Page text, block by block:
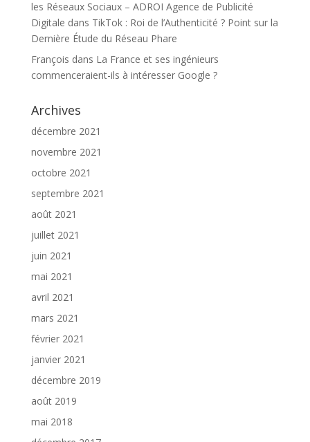
les Réseaux Sociaux – ADROI Agence de Publicité
Digitale dans TikTok : Roi de l’Authenticité ? Point sur la
Dernière Étude du Réseau Phare
François dans La France et ses ingénieurs
commenceraient-ils à intéresser Google ?
Archives
décembre 2021
novembre 2021
octobre 2021
septembre 2021
août 2021
juillet 2021
juin 2021
mai 2021
avril 2021
mars 2021
février 2021
janvier 2021
décembre 2019
août 2019
mai 2018